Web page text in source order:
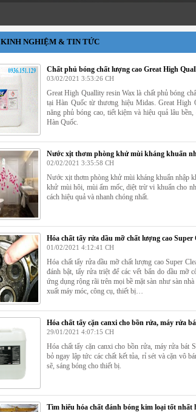
KINH NGHIỆM & TIN TỨC
Chất phủ bóng chất lượng cao Great High
03/02/2021 3:53:26 CH
Great High Quallity resin Wax là chất phủ bóng
tại Hàn Quốc từ thương hiệu Midas. Great High
năng phủ bóng cao, tiết kiệm và hiệu quả lâu
Hàn Quốc.
Nước xịt thơm phòng khử mùi kháng khuẩn
02/02/2021 3:35:58 CH
Nước xịt thơm phòng khử mùi kháng khuẩn nhập
khử mùi hôi, mùi ẩm mốc, diệt trừ vi khuẩn cho
cách hiệu quả và nhanh chóng nhất.
Hóa chất tẩy rửa dầu mỡ chất lượng cao Super
01/02/2021 4:12:41 CH
Hóa chất tẩy rửa dầu mỡ chất lượng cao Super
đánh bật, tẩy rửa triệt để các vết bẩn do dầu mỡ
ứng dụng rộng rãi trên mọi bề mặt sàn như sàn
xuất máy móc, công cụ, thiết bị…
Hóa chất tẩy cặn canxi cho bồn rửa, máy rửa
29/01/2021 4:07:15 CH
Hóa chất tẩy cặn canxi cho bồn rửa, máy rửa bát
bỏ ngay lập tức các chất kết tủa, rỉ sét và cặn vô
sẽ, sáng bóng cho thiết bị.
Tìm hiểu hóa chất đánh bóng kim loại tốt nhất